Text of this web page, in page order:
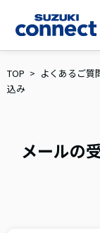
TOP よくあるご質
込み
メールの